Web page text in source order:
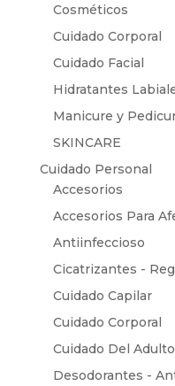
Cosméticos
Cuidado Corporal
Cuidado Facial
Hidratantes
Manicure y
SKINCARE
Cuidado Personal
Accesorios
Accesorios Para
Antiinfeccioso
Cicatrizantes -
Cuidado Capilar
Cuidado Corporal
Cuidado Del
Desodorantes -